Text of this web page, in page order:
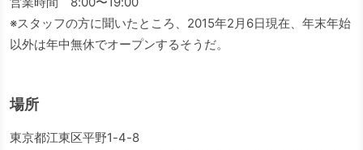
※スタッフの方に聞いたところ、2015年2月6日現在、年末年始
以外は年中無休でオープンするそうだ。
場所
東京都江東区平野1-4-8